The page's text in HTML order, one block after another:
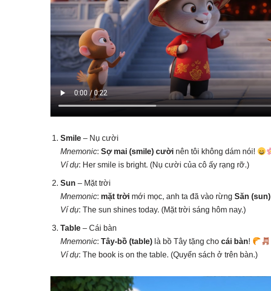
Smile – Nụ cười
Mnemonic: Sợ mai (smile) cười nên tôi không dám nói!
Ví dụ: Her smile is bright. (Nụ cười của cô ấy rạng rỡ.)
Sun – Mặt trời
Mnemonic: mặt trời mới mọc, anh ta đã vào rừng Săn (sun)
Ví dụ: The sun shines today. (Mặt trời sáng hôm nay.)
Table – Cái bàn
Mnemonic: Tây-bồ (table) là bồ Tây tặng cho cái bàn!
Ví dụ: The book is on the table. (Quyển sách ở trên bàn.)